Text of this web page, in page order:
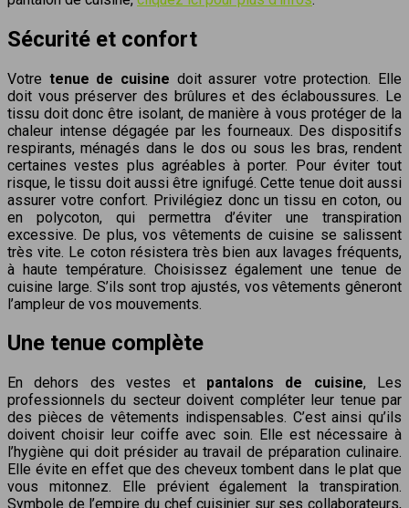
Sécurité et confort
Votre tenue de cuisine doit assurer votre protection. Elle
doit vous préserver des brûlures et des éclaboussures. Le
tissu doit donc être isolant, de manière à vous protéger de la
chaleur intense dégagée par les fourneaux. Des dispositifs
respirants, ménagés dans le dos ou sous les bras, rendent
certaines vestes plus agréables à porter. Pour éviter tout
risque, le tissu doit aussi être ignifugé. Cette tenue doit aussi
assurer votre confort. Privilégiez donc un tissu en coton, ou
en polycoton, qui permettra d’éviter une transpiration
excessive. De plus, vos vêtements de cuisine se salissent
très vite. Le coton résistera très bien aux lavages fréquents,
à haute température. Choisissez également une tenue de
cuisine large. S’ils sont trop ajustés, vos vêtements gêneront
l’ampleur de vos mouvements.
Une tenue complète
En dehors des vestes et pantalons de cuisine, Les
professionnels du secteur doivent compléter leur tenue par
des pièces de vêtements indispensables. C’est ainsi qu’ils
doivent choisir leur coiffe avec soin. Elle est nécessaire à
l’hygiène qui doit présider au travail de préparation culinaire.
Elle évite en effet que des cheveux tombent dans le plat que
vous mitonnez. Elle prévient également la transpiration.
Symbole de l’empire du chef cuisinier sur ses collaborateurs,